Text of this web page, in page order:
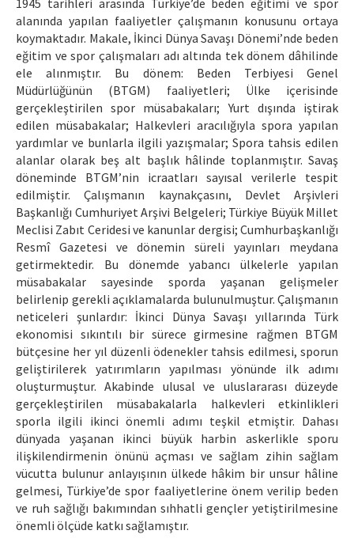
1945 tarihleri arasında Türkiye’de beden eğitimi ve spor
alanında yapılan faaliyetler çalışmanın konusunu ortaya
koymaktadır. Makale, İkinci Dünya Savaşı Dönemi’nde beden
eğitim ve spor çalışmaları adı altında tek dönem dâhilinde
ele alınmıştır. Bu dönem: Beden Terbiyesi Genel
Müdürlüğünün (BTGM) faaliyetleri; Ülke içerisinde
gerçekleştirilen spor müsabakaları; Yurt dışında iştirak
edilen müsabakalar; Halkevleri aracılığıyla spora yapılan
yardımlar ve bunlarla ilgili yazışmalar; Spora tahsis edilen
alanlar olarak beş alt başlık hâlinde toplanmıştır. Savaş
döneminde BTGM’nin icraatları sayısal verilerle tespit
edilmiştir. Çalışmanın kaynakçasını, Devlet Arşivleri
Başkanlığı Cumhuriyet Arşivi Belgeleri; Türkiye Büyük Millet
Meclisi Zabıt Ceridesi ve kanunlar dergisi; Cumhurbaşkanlığı
Resmî Gazetesi ve dönemin süreli yayınları meydana
getirmektedir. Bu dönemde yabancı ülkelerle yapılan
müsabakalar sayesinde sporda yaşanan gelişmeler
belirlenip gerekli açıklamalarda bulunulmuştur. Çalışmanın
neticeleri şunlardır: İkinci Dünya Savaşı yıllarında Türk
ekonomisi sıkıntılı bir sürece girmesine rağmen BTGM
bütçesine her yıl düzenli ödenekler tahsis edilmesi, sporun
geliştirilerek yatırımların yapılması yönünde ilk adımı
oluşturmuştur. Akabinde ulusal ve uluslararası düzeyde
gerçekleştirilen müsabakalarla halkevleri etkinlikleri
sporla ilgili ikinci önemli adımı teşkil etmiştir. Dahası
dünyada yaşanan ikinci büyük harbin askerlikle sporu
ilişkilendirmenin önünü açması ve sağlam zihin sağlam
vücutta bulunur anlayışının ülkede hâkim bir unsur hâline
gelmesi, Türkiye’de spor faaliyetlerine önem verilip beden
ve ruh sağlığı bakımından sıhhatli gençler yetiştirilmesine
önemli ölçüde katkı sağlamıştır.